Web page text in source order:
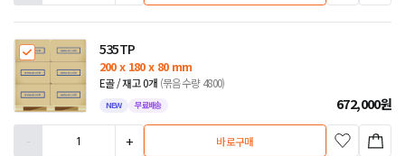
535TP
200 x 180 x 80 mm
E골 / 재고 0개 (묶음수량 4800)
NEW 무료배송 672,000원
-
+ 바로구매